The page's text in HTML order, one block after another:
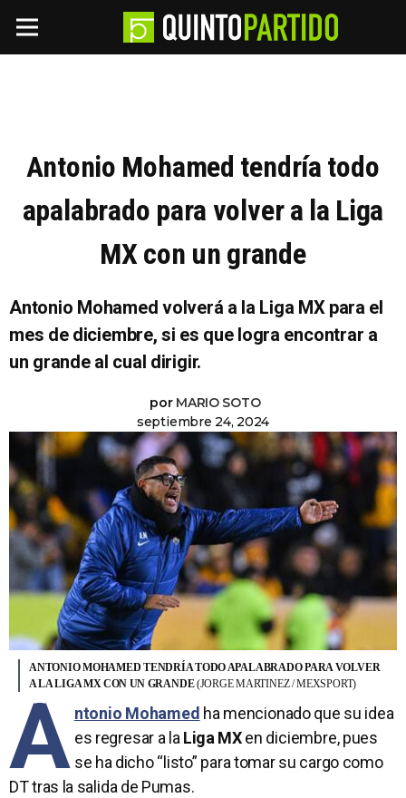
Antonio Mohamed tendría todo
apalabrado para volver a la Liga
MX con un grande
Antonio Mohamed volverá a la Liga MX para el
mes de diciembre, si es que logra encontrar a
un grande al cual dirigir.
por MARIO SOTO
septiembre 24, 2024
ANTONIO MOHAMED TENDRÍA TODO APALABRADO PARA VOLVER
A LA LIGA MX CON UN GRANDE(JORGE MARTINEZ / MEXSPORT)
A ntonio Mohamed ha mencionado que su idea
es regresar a laLiga MXen diciembre, pues
se ha dicho “listo” para tomar su cargo como
DT tras la salida de Pumas.